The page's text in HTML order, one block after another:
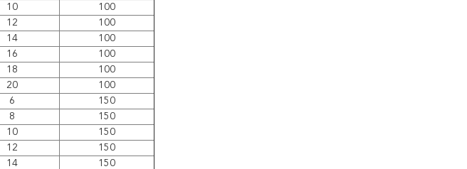
10
100
12
100
14
100
16
100
18
100
20
100
6
150
8
150
10
150
12
150
14
150